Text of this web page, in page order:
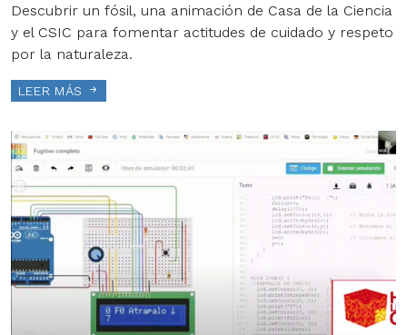
Descubrir un fósil, una animación de Casa de la Ciencia
y el CSIC para fomentar actitudes de cuidado y respeto
por la naturaleza.
LEER MÁS